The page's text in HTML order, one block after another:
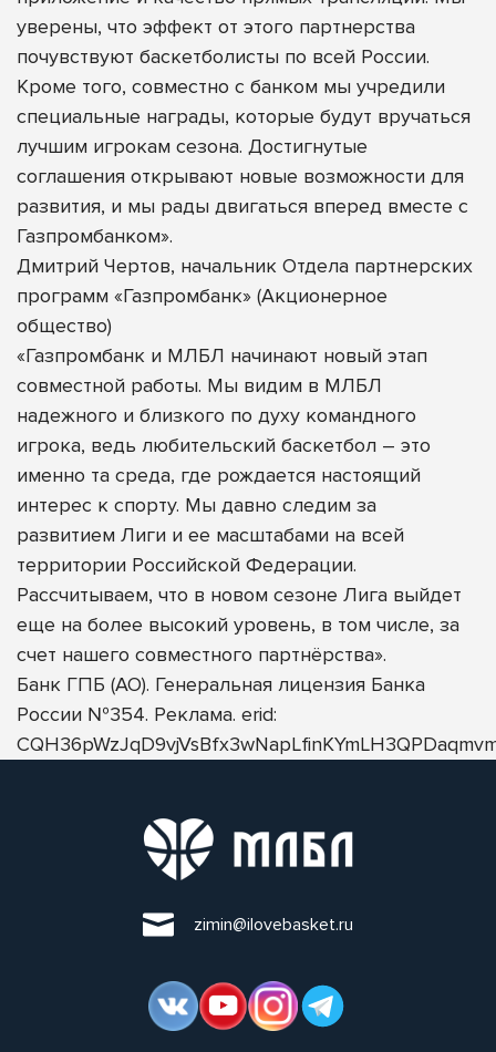
уверены, что эффект от этого партнерства
почувствуют баскетболисты по всей России.
Кроме того, совместно с банком мы учредили
специальные награды, которые будут вручаться
лучшим игрокам сезона. Достигнутые
соглашения открывают новые возможности для
развития, и мы рады двигаться вперед вместе с
Газпромбанком».
Дмитрий Чертов, начальник Отдела партнерских
программ «Газпромбанк» (Акционерное
общество)
«Газпромбанк и МЛБЛ начинают новый этап
совместной работы. Мы видим в МЛБЛ
надежного и близкого по духу командного
игрока, ведь любительский баскетбол – это
именно та среда, где рождается настоящий
интерес к спорту. Мы давно следим за
развитием Лиги и ее масштабами на всей
территории Российской Федерации.
Рассчитываем, что в новом сезоне Лига выйдет
еще на более высокий уровень, в том числе, за
счет нашего совместного партнёрства».
Банк ГПБ (АО). Генеральная лицензия Банка
России №354. Реклама. erid:
zimin@ilovebasket.ru